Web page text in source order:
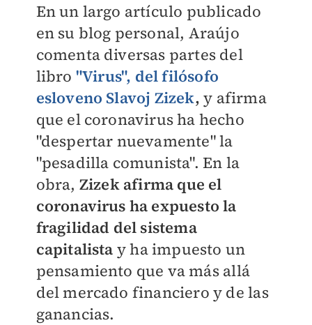
En un largo artículo publicado
en su blog personal, Araújo
comenta diversas partes del
libro "Virus", del filósofo
esloveno Slavoj Zizek, y afirma
que el coronavirus ha hecho
"despertar nuevamente" la
"pesadilla comunista". En la
obra, Zizekafirma que el
coronavirus ha expuesto la
fragilidad del sistema
capitalista y ha impuesto un
pensamiento que va más allá
del mercado financiero y de las
ganancias.